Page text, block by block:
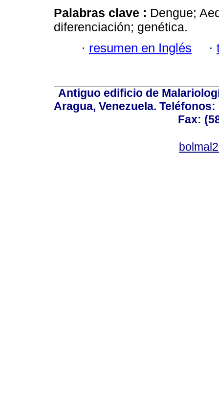
Palabras clave : Dengue;
diferenciación; genética.
· resumen en Inglés ·
Antiguo edificio de
Aragua, Venezuela. Teléfonos:
Fax: